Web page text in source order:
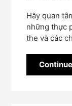
Hãy quan
những thực
the và các